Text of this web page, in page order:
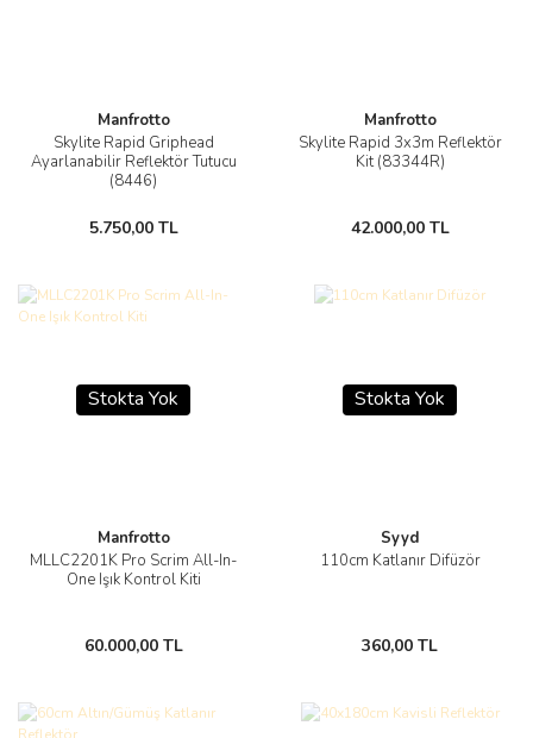
Manfrotto
Skylite Rapid Griphead
Ayarlanabilir Reflektör Tutucu
(8446)
5.750,00 TL
Manfrotto
Skylite Rapid 3x3m Reflektör
Kit (83344R)
42.000,00 TL
Stokta Yok
Manfrotto
MLLC2201K Pro Scrim All-In-
One Işık Kontrol Kiti
60.000,00 TL
Stokta Yok
Syyd
110cm Katlanır Difüzör
360,00 TL